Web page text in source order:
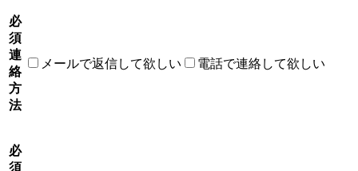
必
須
連
絡
方
法
メールで返信して欲しい 電話で連絡して欲しい
必
須